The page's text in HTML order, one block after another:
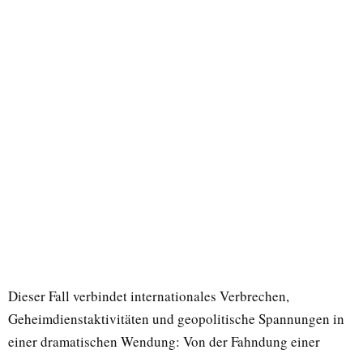
Dieser Fall verbindet internationales Verbrechen,
Geheimdienstaktivitäten und geopolitische Spannungen in
einer dramatischen Wendung: Von der Fahndung einer